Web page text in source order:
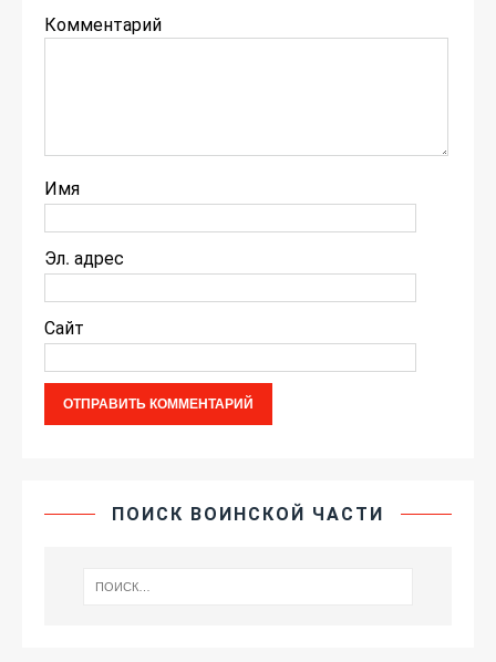
Комментарий
Имя
Эл. адрес
Сайт
ПОИСК ВОИНСКОЙ ЧАСТИ